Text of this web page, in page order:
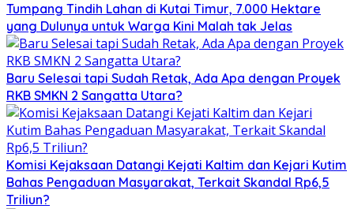
Tumpang Tindih Lahan di Kutai Timur, 7.000 Hektare
yang Dulunya untuk Warga Kini Malah tak Jelas
Baru Selesai tapi Sudah Retak, Ada Apa dengan Proyek
RKB SMKN 2 Sangatta Utara?
Komisi Kejaksaan Datangi Kejati Kaltim dan Kejari Kutim
Bahas Pengaduan Masyarakat, Terkait Skandal Rp6,5
Triliun?